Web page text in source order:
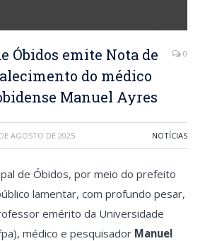
Óbidos emite Nota de
do médico
Manuel Ayres
0
AGOSTO DE 2025 NOTÍCIAS
de Óbidos, por meio do prefeito
lamentar, com profundo pesar,
emérito da Universidade
médico e pesquisador Manuel